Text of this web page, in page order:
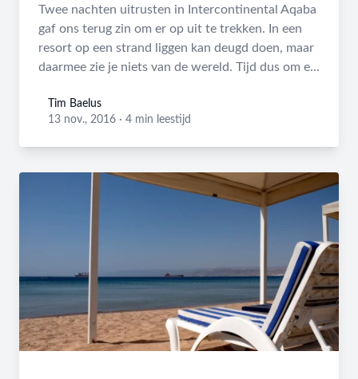
Twee nachten uitrusten in Intercontinental Aqaba
gaf ons terug zin om er op uit te trekken. In een
resort op een strand liggen kan deugd doen, maar
daarmee zie je niets van de wereld. Tijd dus om e...
Tim Baelus
Tim Baelus
13 nov., 2016 · 4 min leestijd